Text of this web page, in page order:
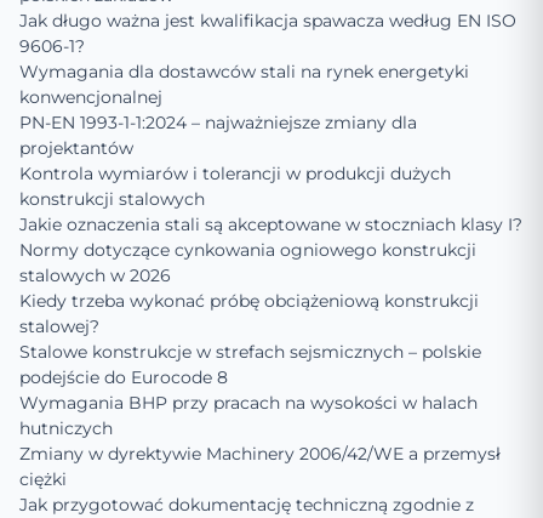
Jak długo ważna jest kwalifikacja spawacza według EN ISO
9606-1?
Wymagania dla dostawców stali na rynek energetyki
konwencjonalnej
PN-EN 1993-1-1:2024 – najważniejsze zmiany dla
projektantów
Kontrola wymiarów i tolerancji w produkcji dużych
konstrukcji stalowych
Jakie oznaczenia stali są akceptowane w stoczniach klasy I?
Normy dotyczące cynkowania ogniowego konstrukcji
stalowych w 2026
Kiedy trzeba wykonać próbę obciążeniową konstrukcji
stalowej?
Stalowe konstrukcje w strefach sejsmicznych – polskie
podejście do Eurocode 8
Wymagania BHP przy pracach na wysokości w halach
hutniczych
Zmiany w dyrektywie Machinery 2006/42/WE a przemysł
ciężki
Jak przygotować dokumentację techniczną zgodnie z